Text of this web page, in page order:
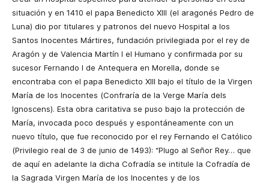
situación y en 1410 el papa Benedicto XIII (el aragonés Pedro de
Luna) dio por titulares y patronos del nuevo Hospital a los
Santos Inocentes Mártires, fundación privilegiada por el rey de
Aragón y de Valencia Martín I el Humano y confirmada por su
sucesor Fernando I de Antequera en Morella, donde se
encontraba con el papa Benedicto XIII bajo el título de la Virgen
María de los Inocentes (Confraría de la Verge María dels
Ignoscens). Esta obra caritativa se puso bajo la protección de
María, invocada poco después y espontáneamente con un
nuevo título, que fue reconocido por el rey Fernando el Católico
(Privilegio real de 3 de junio de 1493): “Plugo al Señor Rey… que
de aquí en adelante la dicha Cofradía se intitule la Cofradía de
la Sagrada Virgen María de los Inocentes y de los